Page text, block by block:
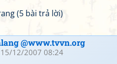
(5 bài trả lời)
@www.tvvn.org
15/12/2007 08:24